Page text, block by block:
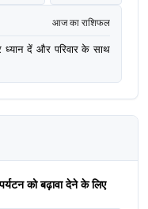
आज का राशिफल
ध्यान दें और परिवार के साथ
को बढ़ावा देने के लिए